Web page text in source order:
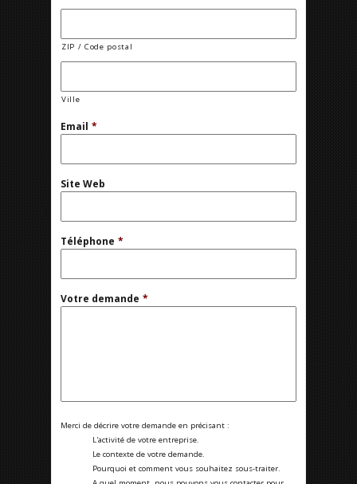
ZIP / Code postal
Ville
Email *
Site Web
Téléphone *
Votre demande *
Merci de décrire votre demande en précisant :
L'activité de votre entreprise.
Le contexte de votre demande.
Pourquoi et comment vous souhaitez sous-traiter.